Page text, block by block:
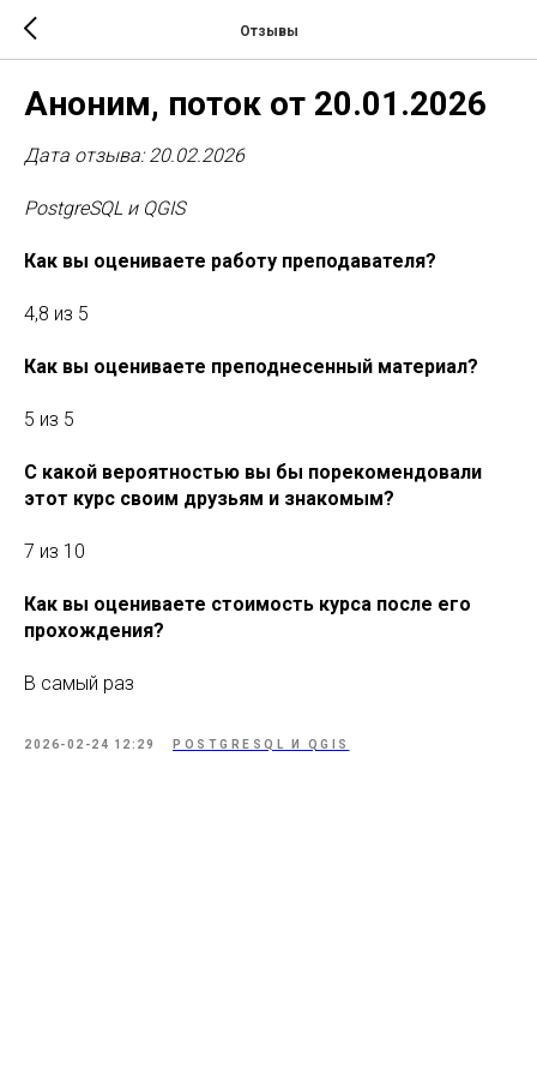
Отзывы
Аноним, поток от 20.01.2026
Дата отзыва: 20.02.2026
PostgreSQL и QGIS
Как вы оцениваете работу преподавателя?
4,8 из 5
Как вы оцениваете преподнесенный материал?
5 из 5
С какой вероятностью вы бы порекомендовали
этот курс своим друзьям и знакомым?
7 из 10
Как вы оцениваете стоимость курса после его
прохождения?
В самый раз
2026-02-24 12:29 POSTGRESQL И QGIS